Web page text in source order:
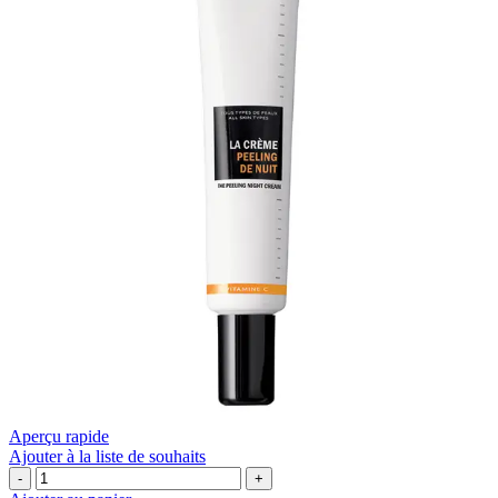
Aperçu rapide
Ajouter à la liste de souhaits
quantité